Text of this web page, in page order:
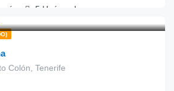
mín. 5 Huéspedes
Alquiler de barcos sin patrón
Colón, Tenerife